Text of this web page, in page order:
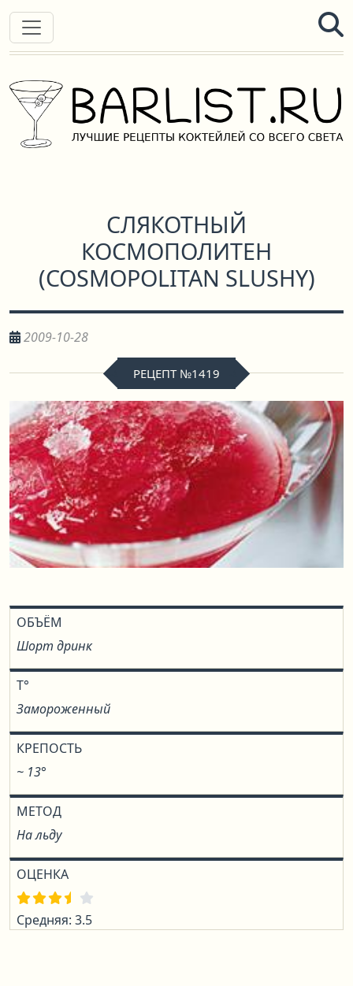
СЛЯКОТНЫЙ
КОСМОПОЛИТЕН
(COSMOPOLITAN SLUSHY)
2009-10-28
РЕЦЕПТ №1419
ОБЪЁМ
Шорт дринк
T°
Замороженный
КРЕПОСТЬ
~ 13°
МЕТОД
На льду
ОЦЕНКА
Средняя: 3.5